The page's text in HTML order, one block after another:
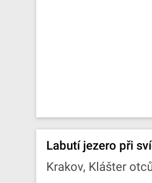
Labutí jezero při
Krakov, Klášter